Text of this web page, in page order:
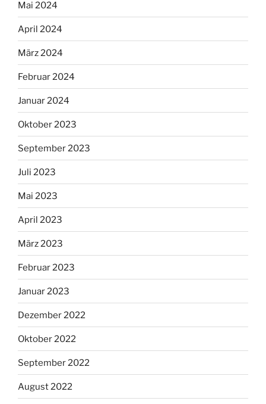
Mai 2024
April 2024
März 2024
Februar 2024
Januar 2024
Oktober 2023
September 2023
Juli 2023
Mai 2023
April 2023
März 2023
Februar 2023
Januar 2023
Dezember 2022
Oktober 2022
September 2022
August 2022